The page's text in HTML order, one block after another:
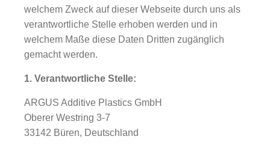
welchem Zweck auf dieser Webseite durch uns als
verantwortliche Stelle erhoben werden und in
welchem Maße diese Daten Dritten zugänglich
gemacht werden.
1. Verantwortliche Stelle:
ARGUS Additive Plastics GmbH
Oberer Westring 3-7
33142 Büren, Deutschland